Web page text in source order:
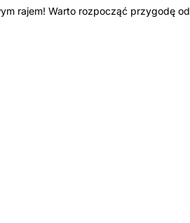
rajem! Warto rozpocząć przygodę od